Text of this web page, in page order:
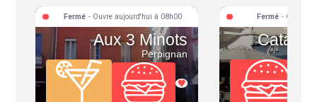
Aux 3 Minots
Perpignan
Fermé - Ouvre aujourd'hui à 08h00 Fermé - Ouvre